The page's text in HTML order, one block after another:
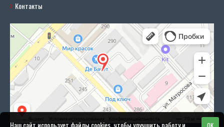
Контакты
Наш сайт использует файлы cookies, чтобы улучшить работу и